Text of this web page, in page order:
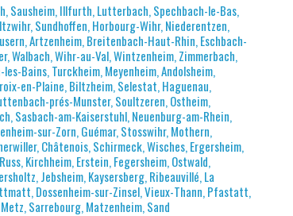
Sausheim, Illfurth, Lutterbach, Spechbach-le-Bas,
Sundhoffen, Horbourg-Wihr, Niederentzen,
Artzenheim, Breitenbach-Haut-Rhin, Eschbach-
Walbach, Wihr-au-Val, Wintzenheim, Zimmerbach,
Bains, Turckheim, Meyenheim, Andolsheim,
en-Plaine, Biltzheim, Selestat, Haguenau,
prés-Munster, Soultzeren, Ostheim,
Sasbach-am-Kaiserstuhl, Neuenburg-am-Rhein,
sur-Zorn, Guémar, Stosswihr, Mothern,
Châtenois, Schirmeck, Wisches, Ergersheim,
Kirchheim, Erstein, Fegersheim, Ostwald,
Jebsheim, Kaysersberg, Ribeauvillé, La
Dossenheim-sur-Zinsel, Vieux-Thann, Pfastatt,
Sarrebourg, Matzenheim, Sand